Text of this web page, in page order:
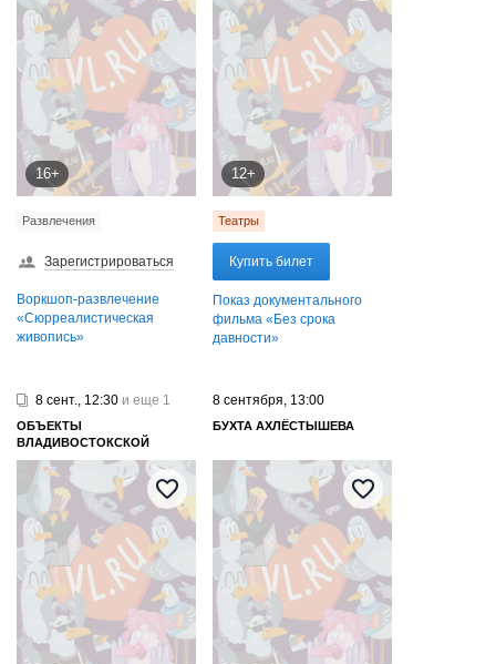
16+
Развлечения
Зарегистрироваться
Воркшоп-развлечение
«Сюрреалистическая
живопись»
12+
Театры
Купить билет
Показ документального
фильма «Без срока
давности»
8 сент., 12:30 и еще 1
ОБЪЕКТЫ
ВЛАДИВОСТОКСКОЙ
КРЕПОСТИ
8 сентября, 13:00
БУХТА АХЛЁСТЫШЕВА